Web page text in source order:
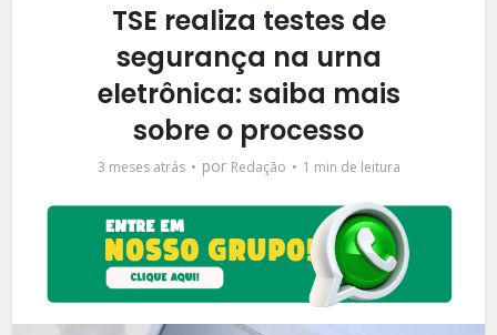
TSE realiza testes de
segurança na urna
eletrônica: saiba mais
sobre o processo
3 meses atrás por Redação 1 min de leitura